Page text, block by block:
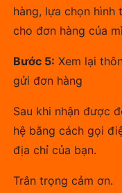
hàng, lựa chọn hình
cho đơn hàng của
Bước 5: Xem lại
gửi đơn hàng
Sau khi nhận được
hệ bằng cách gọi
địa chỉ của bạn.
Trân trọng cảm ơn.